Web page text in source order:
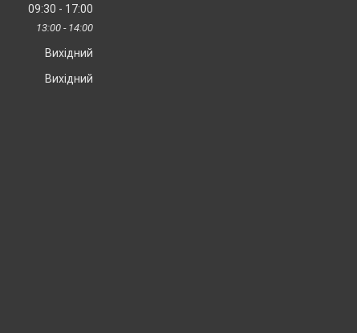
09:30 17:00
13:00 14:00
Вихідний
Вихідний